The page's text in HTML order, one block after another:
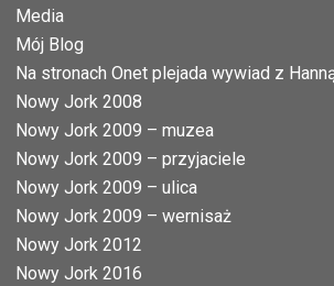
Media
Mój Blog
Na stronach Onet plejada wywiad z
Nowy Jork 2008
Nowy Jork 2009 – muzea
Nowy Jork 2009 – przyjaciele
Nowy Jork 2009 – ulica
Nowy Jork 2009 – wernisaż
Nowy Jork 2012
Nowy Jork 2016